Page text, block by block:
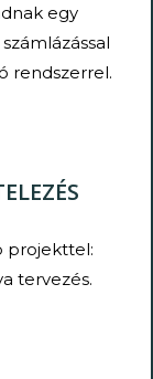
egy
rendszerrel.
projekttel:
tervezés.